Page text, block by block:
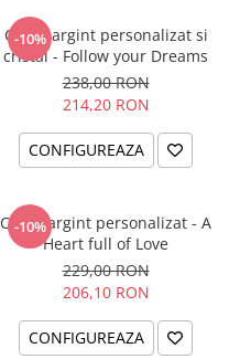
-10%
Colier argint personalizat si
cristal - Follow your Dreams
238,00 RON
214,20 RON
CONFIGUREAZA
-10%
Colier argint personalizat - A
Heart full of Love
229,00 RON
206,10 RON
CONFIGUREAZA